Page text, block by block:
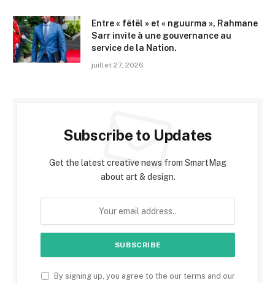
Entre « fëtël » et « nguurma », Rahmane
Sarr invite à une gouvernance au
service de la Nation.
juillet 27, 2026
Subscribe to Updates
Get the latest creative news from SmartMag
about art & design.
By signing up, you agree to the our terms and our